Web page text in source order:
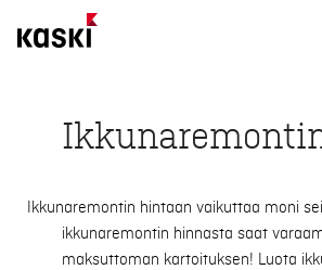
Ikkunaremontin hintaan vaikuttaa moni
ikkunaremontin hinnasta saat
maksuttoman kartoituksen! Luota